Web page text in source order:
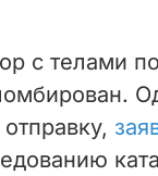
с телами